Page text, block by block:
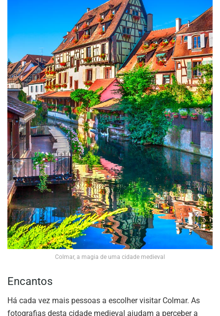
Colmar, a magia de uma cidade medieval
Encantos
Há cada vez mais pessoas a escolher visitar Colmar. As
fotografias desta cidade medieval ajudam a perceber a